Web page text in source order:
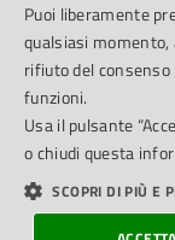
SEGUICI SU
Feed RSS
Cookie Policy
Puoi liberamente
qualsiasi momento,
rifiuto del
funzioni.
Usa il pulsante
o chiudi questa
SCOPRI DI PIÙ E